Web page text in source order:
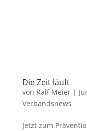
Die Zeit läuft
von Ralf Meier|
Verbandsnews
Jetzt zum